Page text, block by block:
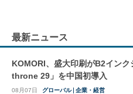
最新ニュース
KOMORI、盛大印刷がB2インク
throne 29」を中国初導入
08月07日 グローバル 企業・経営